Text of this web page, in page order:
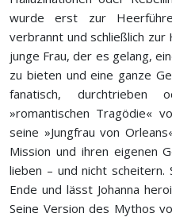
wurde erst zur
verbrannt und schließlich
junge Frau, der es gelang,
zu bieten und eine ganze
fanatisch, durchtrieben
»romantischen Tragödie«
seine »Jungfrau von
Mission und ihren eigenen
lieben – und nicht
Ende und lässt Johanna
Seine Version des Mythos